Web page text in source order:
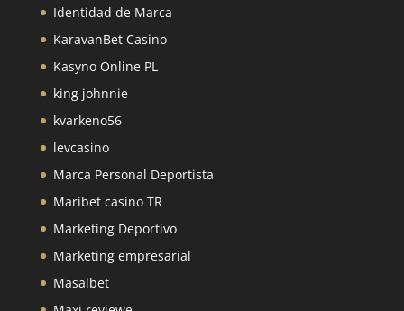
Identidad de Marca
KaravanBet Casino
Kasyno Online PL
king johnnie
kvarkeno56
levcasino
Marca Personal Deportista
Maribet casino TR
Marketing Deportivo
Marketing empresarial
Masalbet